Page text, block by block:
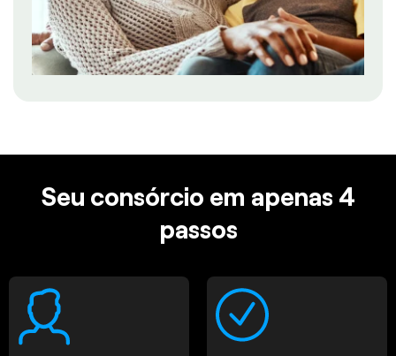
Seu consórcio em apenas 4
passos